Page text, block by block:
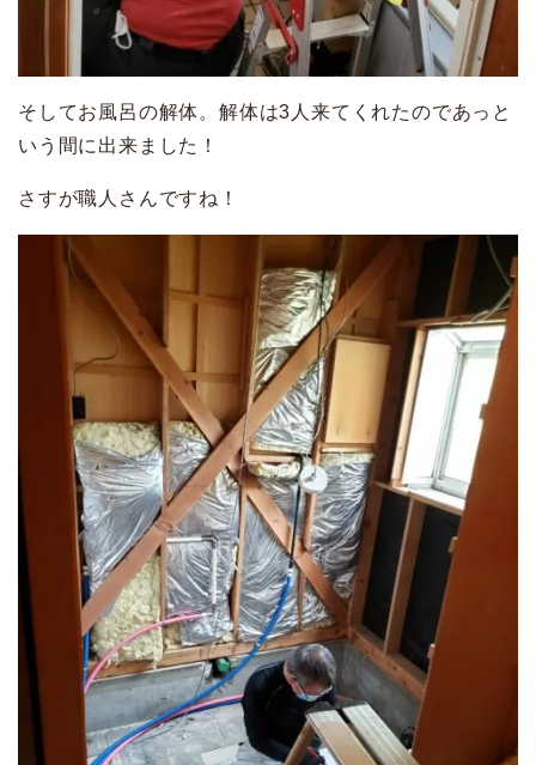
そしてお風呂の解体。解体は3人来てくれたのであっと
いう間に出来ました！
さすが職人さんですね！